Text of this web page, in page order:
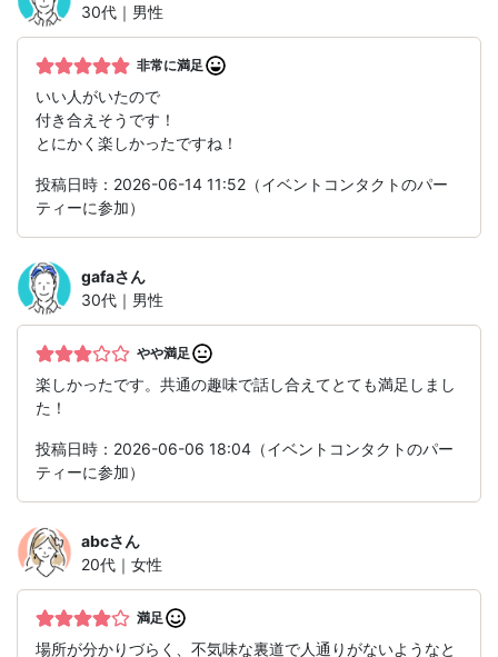
30代｜男性
非常に満足
いい人がいたので
付き合えそうです！
とにかく楽しかったですね！
投稿日時：2026-06-14 11:52（イベントコンタクトのパー
ティーに参加）
gafaさん
30代｜男性
やや満足
楽しかったです。共通の趣味で話し合えてとても満足しまし
た！
投稿日時：2026-06-06 18:04（イベントコンタクトのパー
ティーに参加）
abcさん
20代｜女性
満足
場所が分かりづらく、不気味な裏道で人通りがないようなと